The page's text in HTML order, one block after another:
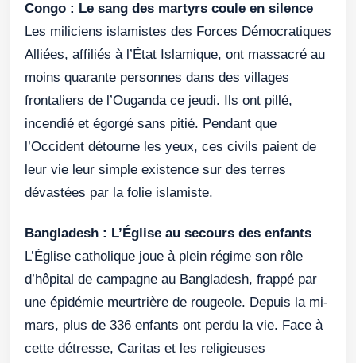
Congo : Le sang des martyrs coule en silence
Les miliciens islamistes des Forces Démocratiques
Alliées, affiliés à l’État Islamique, ont massacré au
moins quarante personnes dans des villages
frontaliers de l’Ouganda ce jeudi. Ils ont pillé,
incendié et égorgé sans pitié. Pendant que
l’Occident détourne les yeux, ces civils paient de
leur vie leur simple existence sur des terres
dévastées par la folie islamiste.
Bangladesh : L’Église au secours des enfants
L’Église catholique joue à plein régime son rôle
d’hôpital de campagne au Bangladesh, frappé par
une épidémie meurtrière de rougeole. Depuis la mi-
mars, plus de 336 enfants ont perdu la vie. Face à
cette détresse, Caritas et les religieuses